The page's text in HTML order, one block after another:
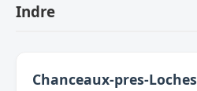
Indre
Chanceaux-pres-Loches